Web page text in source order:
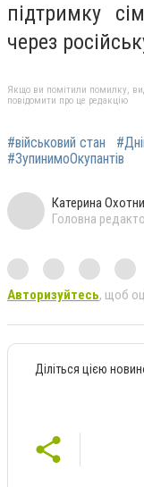
підтримку
через
Якщо ви помітили помилку,
повідомити про це редакцію
#військовий стан
#ЗупинимоОкупантів
Катерина
Головна
Авторизуйтесь, щоб
Діліться цією